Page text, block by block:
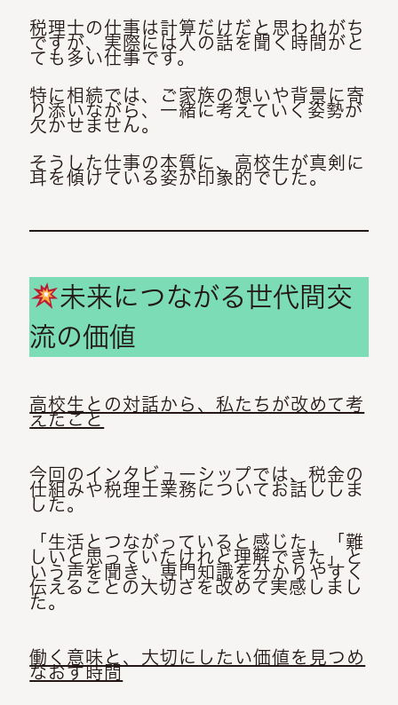
税理士の仕事は計算だけだと思われがち
ですが、実際には人の話を聞く時間がと
ても多い仕事です。
特に相続では、ご家族の想いや背景に寄
り添いながら、一緒に考えていく姿勢が
欠かせません。
そうした仕事の本質に、高校生が真剣に
耳を傾けている姿が印象的でした。
未来につながる世代間交
流の価値
高校生との対話から、私たちが改めて考
えたこと
今回のインタビューシップでは、税金の
仕組みや税理士業務についてお話ししま
した。
「生活とつながっていると感じた」「難
しいと思っていたけれど理解できた」と
いう声を聞き、専門知識を分かりやすく
伝えることの大切さを改めて実感しまし
た。
働く意味と、大切にしたい価値を見つめ
なおす時間